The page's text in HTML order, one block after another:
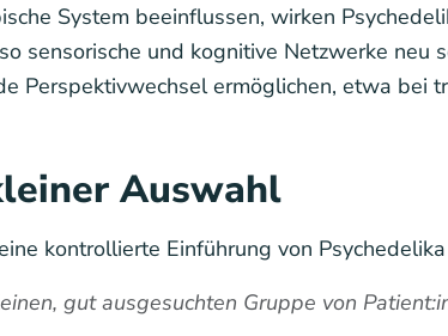
System beeinflussen, wirken
sensorische und kognitive Netzwerke neu
Perspektivwechsel ermöglichen, etwa bei
Auswahl
kontrollierte Einführung von
gut ausgesuchten Gruppe von